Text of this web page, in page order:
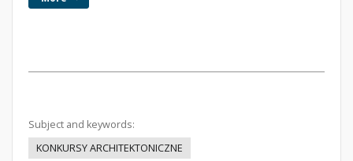
Subject and keywords:
KONKURSY ARCHITEKTONICZNE